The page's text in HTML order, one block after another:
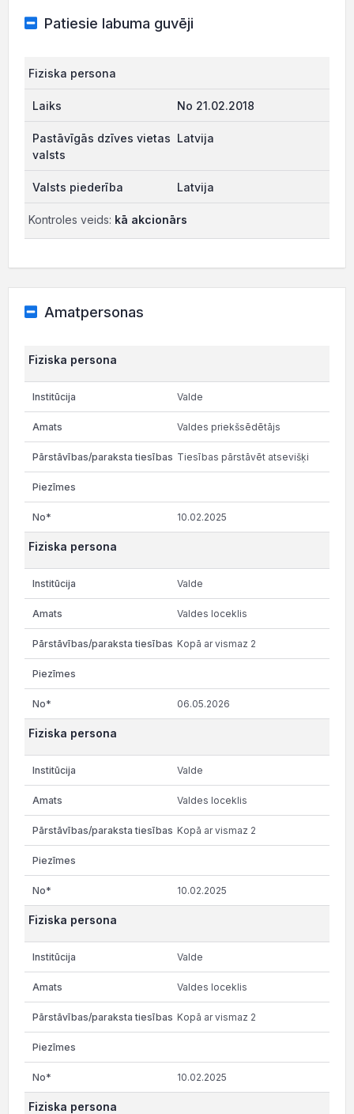
Patiesie labuma guvēji
Fiziska persona
No 21.02.2018
Latvija
Latvija
Kontroles veids: kā akcionārs
Amatpersonas
Fiziska persona
Valde
Valdes priekšsēdētājs
Tiesības pārstāvēt atsevišķi
10.02.2025
Fiziska persona
Valde
Valdes loceklis
Kopā ar vismaz 2
06.05.2026
Fiziska persona
Valde
Valdes loceklis
Kopā ar vismaz 2
10.02.2025
Fiziska persona
Valde
Valdes loceklis
Kopā ar vismaz 2
10.02.2025
Fiziska persona